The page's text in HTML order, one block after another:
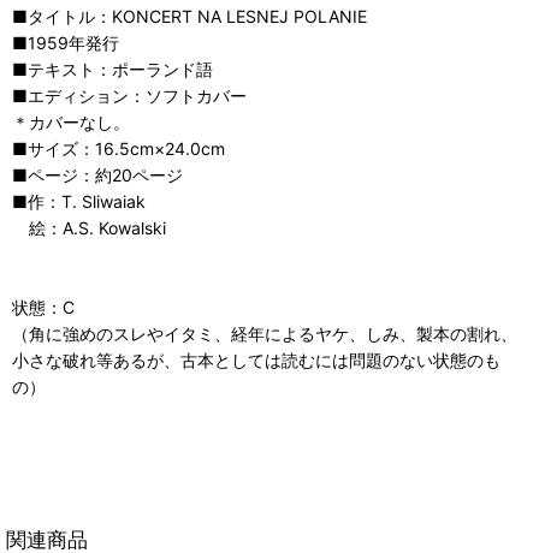
■タイトル：KONCERT NA LESNEJ POLANIE
■1959年発行
■テキスト：ポーランド語
■エディション：ソフトカバー
＊カバーなし。
■サイズ：16.5cm×24.0cm
■ページ：約20ページ
■作：T. Sliwaiak
絵：A.S. Kowalski
状態：C
（角に強めのスレやイタミ、経年によるヤケ、しみ、製本の割れ、
小さな破れ等あるが、古本としては読むには問題のない状態のも
の）
関連商品